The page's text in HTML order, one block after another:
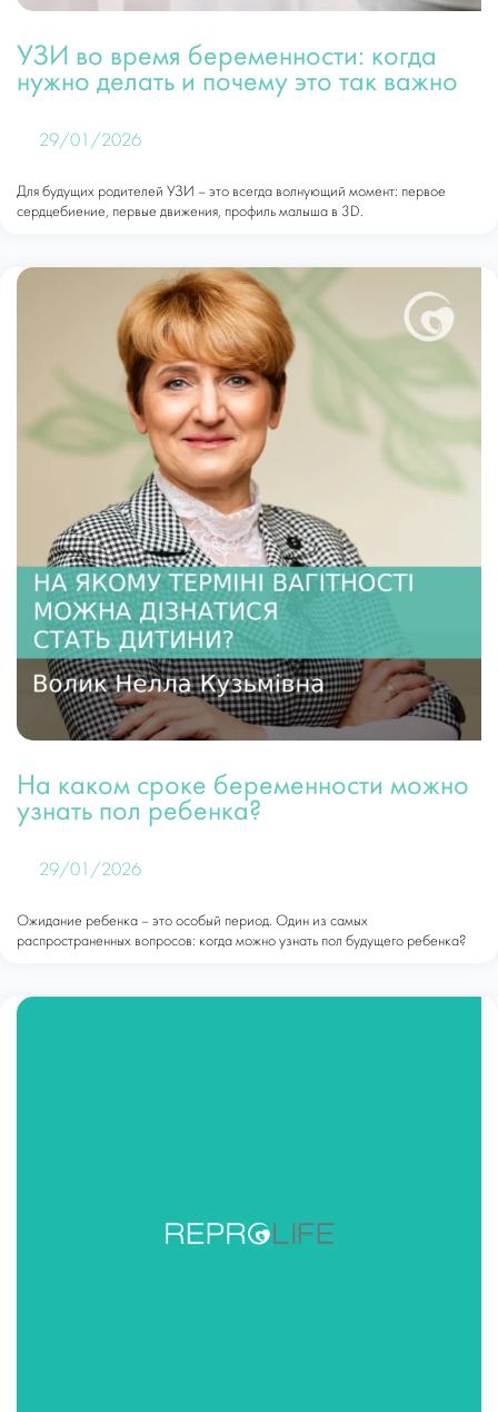
УЗИ во время беременности: когда
нужно делать и почему это так важно
29/01/2026
Для будущих родителей УЗИ – это всегда волнующий момент: первое
сердцебиение, первые движения, профиль малыша в 3D.
На каком сроке беременности можно
узнать пол ребенка?
29/01/2026
Ожидание ребенка – это особый период. Один из самых
распространенных вопросов: когда можно узнать пол будущего ребенка?